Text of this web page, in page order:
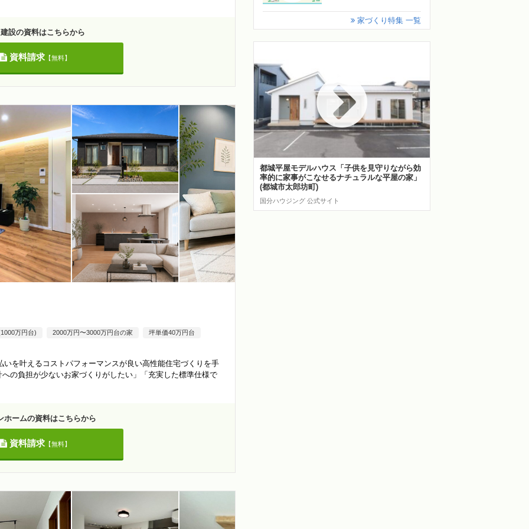
設の資料はこちらから
資料請求【無料】
万円台) 2000万円〜3000万円台の家 坪単価40万円台
を叶えるコストパフォーマンスが良い高性能住宅づくりを手
の負担が少ないお家づくりがしたい」「充実した標準仕様で
ホームの資料はこちらから
資料請求【無料】
家づくり特集 一覧
都城平屋モデルハウス「子供を見守りながら効
率的に家事がこなせるナチュラルな平屋の家」
(都城市太郎坊町)
国分ハウジング 公式サイト